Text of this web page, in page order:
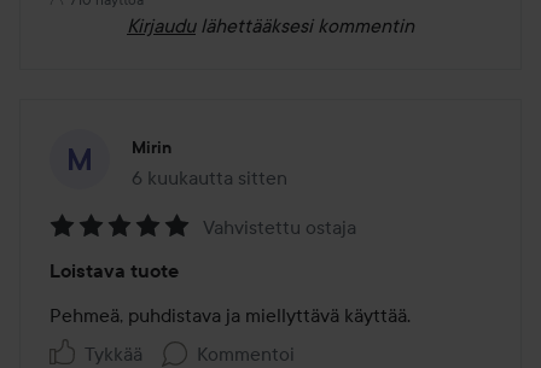
Kirjaudu lähettääksesi kommentin
Mirin
6 kuukautta sitten
Viesti luotiin 6 kuukautta sitten
5
/
5
Vahvistettu ostaja
Loistava tuote
Pehmeä, puhdistava ja miellyttävä käyttää.
Tykkää
Kommentoi